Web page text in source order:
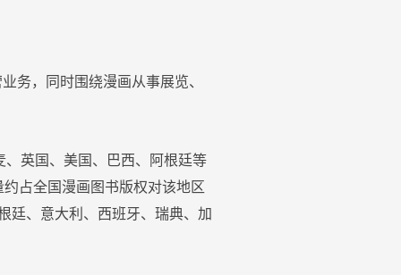
务，同时围绕漫画从事展览、
英国、美国、巴西、阿根廷等
占全国漫画图书版权对该地区
廷、意大利、西班牙、瑞典、加